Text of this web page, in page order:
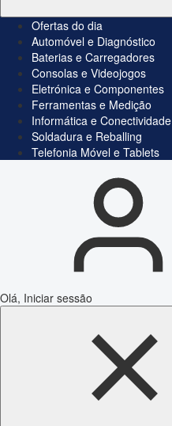
Ofertas do dia
Automóvel e Diagnóstico
Baterias e Carregadores
Consolas e Videojogos
Eletrónica e Componentes
Ferramentas e Medição
Informática e Conectividade
Soldadura e Reballing
Telefonia Móvel e Tablets
Olá, Iniciar sessão